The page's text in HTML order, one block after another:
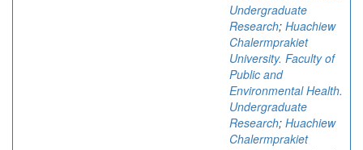
Undergraduate
Research; Huachiew
Chalermprakiet
University. Faculty of
Public and
Environmental Health.
Undergraduate
Research; Huachiew
Chalermprakiet